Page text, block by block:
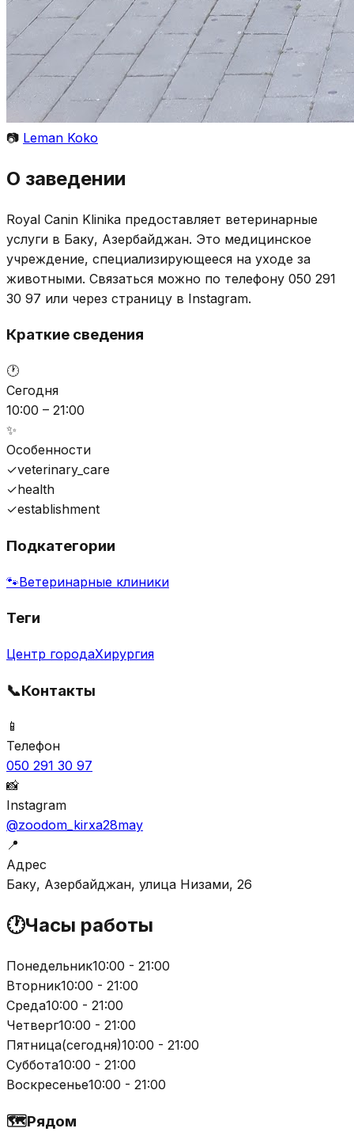
📷 Leman Koko
О заведении
Royal Canin Klinika предоставляет ветеринарные
услуги в Баку, Азербайджан. Это медицинское
учреждение, специализирующееся на уходе за
животными. Связаться можно по телефону 050 291
30 97 или через страницу в Instagram.
Краткие сведения
🕐
Сегодня
10:00 – 21:00
✨
Особенности
✓veterinary_care
✓health
✓establishment
Подкатегории
🐾Ветеринарные клиники
Теги
Центр городаХирургия
📞Контакты
📱
Телефон
050 291 30 97
📸
Instagram
@zoodom_kirxa28may
📍
Адрес
Баку, Азербайджан, улица Низами, 26
🕐Часы работы
Понедельник10:00 - 21:00
Вторник10:00 - 21:00
Среда10:00 - 21:00
Четверг10:00 - 21:00
Пятница(сегодня)10:00 - 21:00
Суббота10:00 - 21:00
Воскресенье10:00 - 21:00
🗺️Рядом